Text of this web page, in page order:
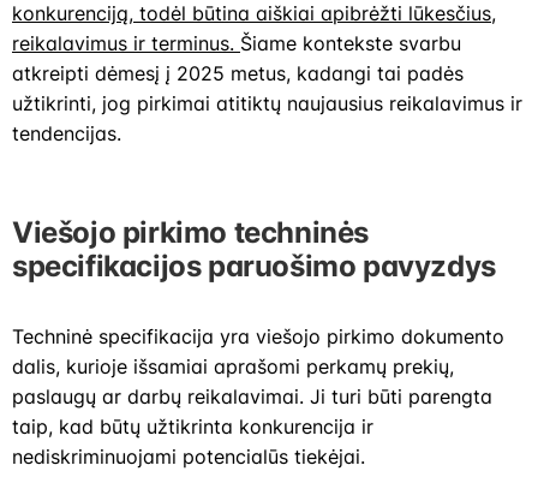
konkurenciją, todėl būtina aiškiai apibrėžti lūkesčius,
reikalavimus ir terminus. Šiame kontekste svarbu
atkreipti dėmesį į 2025 metus, kadangi tai padės
užtikrinti, jog pirkimai atitiktų naujausius reikalavimus ir
tendencijas.
Viešojo pirkimo techninės
specifikacijos paruošimo pavyzdys
Techninė specifikacija yra viešojo pirkimo dokumento
dalis, kurioje išsamiai aprašomi perkamų prekių,
paslaugų ar darbų reikalavimai. Ji turi būti parengta
taip, kad būtų užtikrinta konkurencija ir
nediskriminuojami potencialūs tiekėjai.